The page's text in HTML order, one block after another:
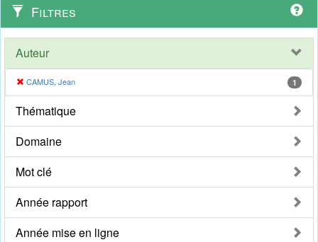
Filtres
Auteur
CAMUS, Jean 1
Thématique
Domaine
Mot clé
Année rapport
Année mise en ligne